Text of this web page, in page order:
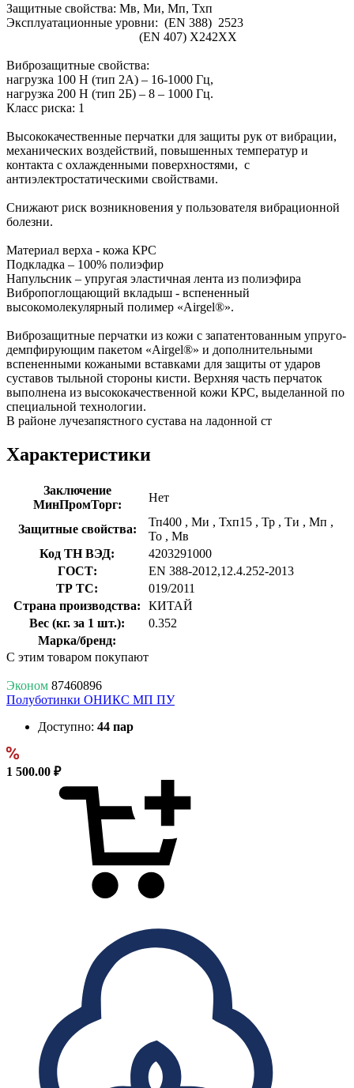
Защитные свойства: Мв, Ми, Мп, Тхп
Эксплуатационные уровни: (EN 388) 2523
(EN 407) X242XX
Виброзащитные свойства:
нагрузка 100 Н (тип 2А) – 16-1000 Гц,
нагрузка 200 Н (тип 2Б) – 8 – 1000 Гц.
Класс риска: 1
Высококачественные перчатки для защиты рук от вибрации,
механических воздействий, повышенных температур и
контакта с охлажденными поверхностями, с
антиэлектростатическими свойствами.
Снижают риск возникновения у пользователя вибрационной
болезни.
Материал верха - кожа КРС
Подкладка – 100% полиэфир
Напульсник – упругая эластичная лента из полиэфира
Вибропоглощающий вкладыш - вспененный
высокомолекулярный полимер «Airgel®».
Виброзащитные перчатки из кожи с запатентованным упруго-
демпфирующим пакетом «Airgel®» и дополнительными
вспененными кожаными вставками для защиты от ударов
суставов тыльной стороны кисти. Верхняя часть перчаток
выполнена из высококачественной кожи КРС, выделанной по
специальной технологии.
В районе лучезапястного сустава на ладонной ст
Характеристики
Заключение
МинПромТорг:
Нет
Защитные свойства:
Тп400 , Ми , Тхп15 , Тр , Ти , Мп ,
То , Мв
Код ТН ВЭД:
4203291000
ГОСТ:
EN 388-2012,12.4.252-2013
ТР ТС:
019/2011
Страна производства:
КИТАЙ
Вес (кг. за 1 шт.):
0.352
Марка/бренд:
С этим товаром покупают
Эконом 87460896
Полуботинки ОНИКС МП ПУ
Доступно: 44 пар
1 500.00 ₽